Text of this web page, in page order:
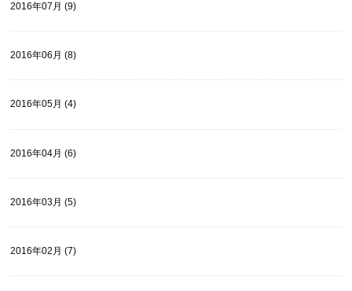
2016年07月 (9)
2016年06月 (8)
2016年05月 (4)
2016年04月 (6)
2016年03月 (5)
2016年02月 (7)